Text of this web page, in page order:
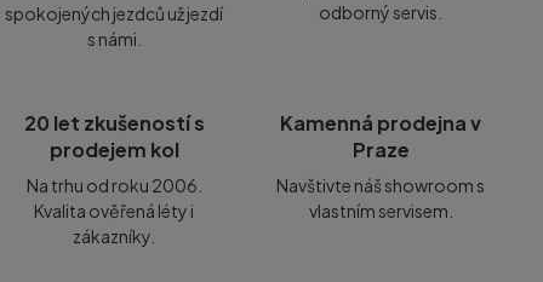
spokojených jezdců už jezdí
s námi.
odborný servis.
20 let zkušeností s
prodejem kol
Na trhu od roku 2006.
Kvalita ověřená léty i
zákazníky.
Kamenná prodejna v
Praze
Navštivte náš showroom s
vlastním servisem.